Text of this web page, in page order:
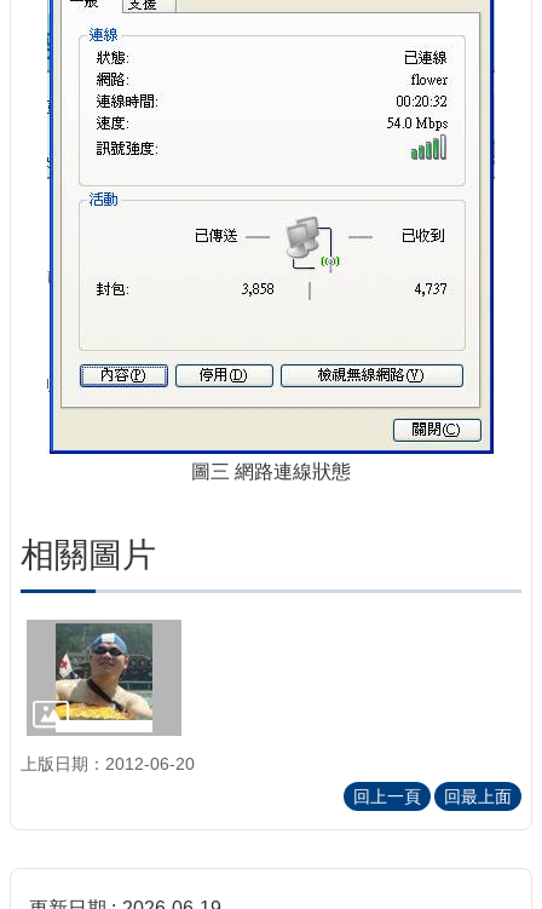
圖三 網路連線狀態
相關圖片
上版日期：2012-06-20
回上一頁
回最上面